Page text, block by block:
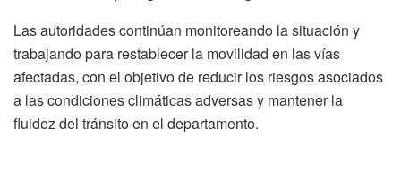
Las autoridades continúan monitoreando la situación y
trabajando para restablecer la movilidad en las vías
afectadas, con el objetivo de reducir los riesgos asociados
a las condiciones climáticas adversas y mantener la
fluidez del tránsito en el departamento.